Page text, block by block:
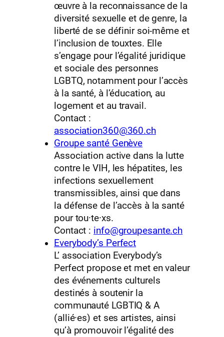
œuvre à la reconnaissance de la
diversité sexuelle et de genre, la
liberté de se définir soi-même et
l’inclusion de touxtes. Elle
s’engage pour l’égalité juridique
et sociale des personnes
LGBTQ, notamment pour l’accès
à la santé, à l’éducation, au
logement et au travail.
Contact :
association360@360.ch
Groupe santé Genève
Association active dans la lutte
contre le VIH, les hépatites, les
infections sexuellement
transmissibles, ainsi que dans
la défense de l’accès à la santé
pour tou·te·xs.
Contact : info@groupesante.ch
Everybody’s Perfect
L’ association Everybody’s
Perfect propose et met en valeur
des événements culturels
destinés à soutenir la
communauté LGBTIQ & A
(allié·es) et ses artistes, ainsi
qu’à promouvoir l’égalité des